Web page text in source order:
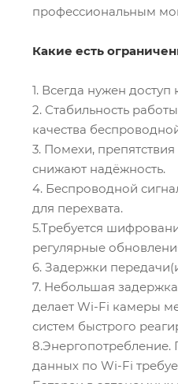
профессиональным
Какие есть
1. Всегда нужен доступ
2. Стабильность
качества
3. Помехи,
снижают надёжность.
4. Беспроводной
для перехвата.
5.Требуется
регулярные
6. Задержки
7. Небольшая
делает Wi-Fi камеры
систем быстрого
8.Энергопотребление.
данных по Wi-Fi